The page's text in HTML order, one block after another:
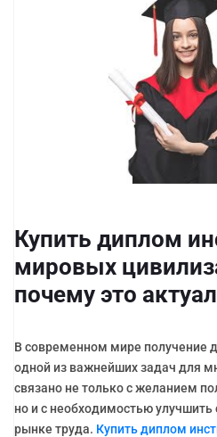
Купить диплом
мировых
почему это
В современном мире получение
одной из важнейших задач для
связано не только с желанием
но и с необходимостью улучшить
рынке труда. Купить диплом